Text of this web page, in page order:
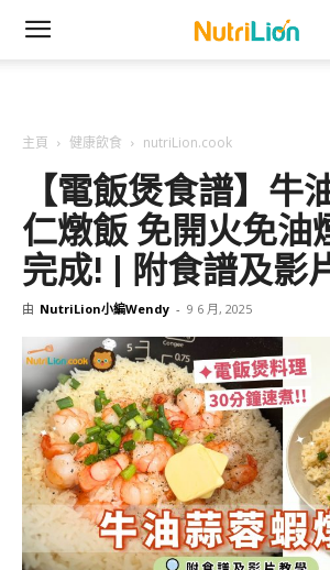
主頁 健康飲食 nutriLion.cook
【電飯煲食譜】牛
仁燉飯 免開火免油
完成! | 附食譜及影
由 NutriLion小編Wendy - 9 6 月, 2025